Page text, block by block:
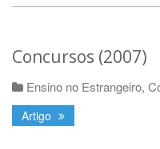
Concursos (2007)
Ensino no Estrangeiro,
Artigo